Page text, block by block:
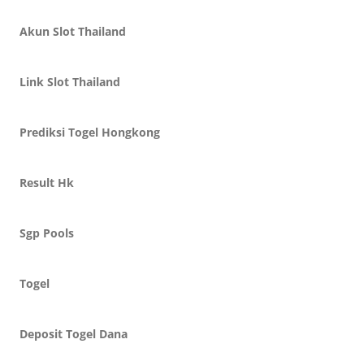
Akun Slot Thailand
Link Slot Thailand
Prediksi Togel Hongkong
Result Hk
Sgp Pools
Togel
Deposit Togel Dana